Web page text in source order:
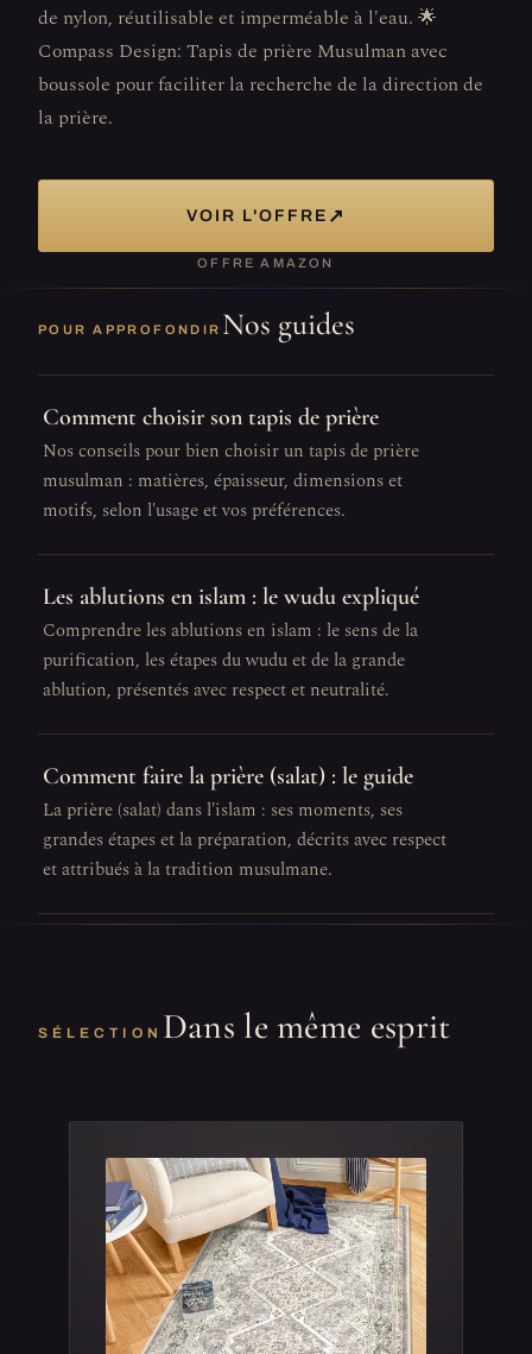
de nylon, réutilisable et imperméable à l'eau. 🌟
Compass Design: Tapis de prière Musulman avec
boussole pour faciliter la recherche de la direction de
la prière.
VOIR L'OFFRE ↗
OFFRE AMAZON
POUR APPROFONDIR Nos guides
Comment choisir son tapis de prière
Nos conseils pour bien choisir un tapis de prière
musulman : matières, épaisseur, dimensions et
motifs, selon l'usage et vos préférences.
Les ablutions en islam : le wudu expliqué
Comprendre les ablutions en islam : le sens de la
purification, les étapes du wudu et de la grande
ablution, présentés avec respect et neutralité.
Comment faire la prière (salat) : le guide
La prière (salat) dans l'islam : ses moments, ses
grandes étapes et la préparation, décrits avec respect
et attribués à la tradition musulmane.
SÉLECTION Dans le même esprit